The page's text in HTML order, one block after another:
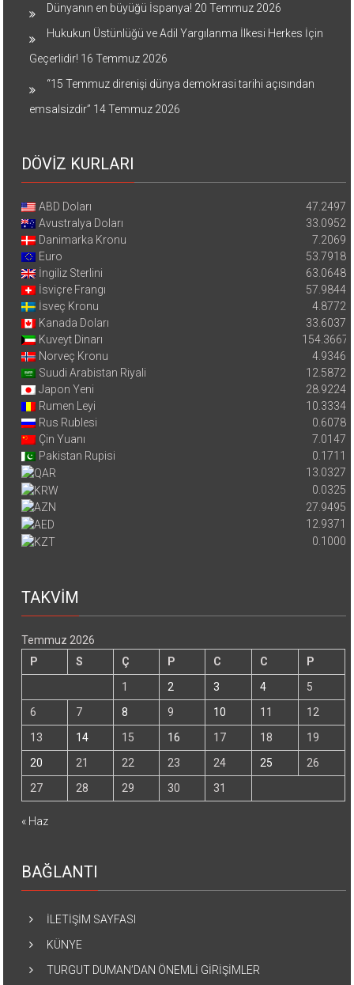
Dünyanın en büyüğü İspanya! 20 Temmuz 2026
Hukukun Üstünlüğü ve Adil Yargılanma İlkesi Herkes İçin
Geçerlidir! 16 Temmuz 2026
“15 Temmuz direnişi dünya demokrasi tarihi açısından
emsalsizdir” 14 Temmuz 2026
DÖVİZ KURLARI
ABD Doları
47.2497
Avustralya Doları
33.0952
Danimarka Kronu
7.2069
Euro
53.7918
İngiliz Sterlini
63.0648
İsviçre Frangı
57.9844
İsveç Kronu
4.8772
Kanada Doları
33.6037
Kuveyt Dinarı
154.3667
Norveç Kronu
4.9346
Suudi Arabistan Riyali
12.5872
Japon Yeni
28.9224
Rumen Leyi
10.3334
Rus Rublesi
0.6078
Çin Yuanı
7.0147
Pakistan Rupisi
0.1711
13.0327
0.0325
27.9495
12.9371
0.1000
TAKVİM
Temmuz 2026
P
S Ç P C C
P
1
2 3 4
5
6
7 8 9 10 11
12
13
14 15 16 17 18
19
20
21 22 23 24 25
26
27
28 29 30 31
« Haz
BAĞLANTI
İLETİŞİM SAYFASI
KÜNYE
TURGUT DUMAN’DAN ÖNEMLİ GİRİŞİMLER